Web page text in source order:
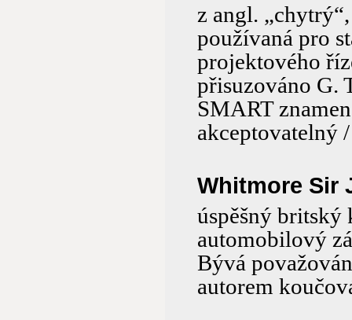
z angl.
používaná pro
projektového
přisuzováno G.
SMART
akceptovatelný
Whitmore Sir
úspěšný britský
automobilový
Bývá
autorem